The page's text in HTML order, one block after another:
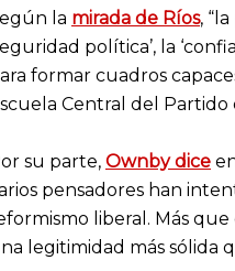
la mirada de Ríos,
política’, la
formar cuadros
Central del
su parte, Ownby dice
pensadores han
liberal. Más
legitimidad más sólida